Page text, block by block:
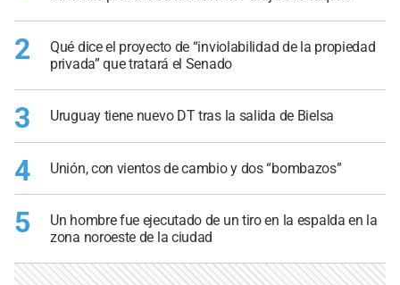
2
Qué dice el proyecto de “inviolabilidad de la propiedad
privada” que tratará el Senado
3 Uruguay tiene nuevo DT tras la salida de Bielsa
4 Unión, con vientos de cambio y dos “bombazos”
5
Un hombre fue ejecutado de un tiro en la espalda en la
zona noroeste de la ciudad